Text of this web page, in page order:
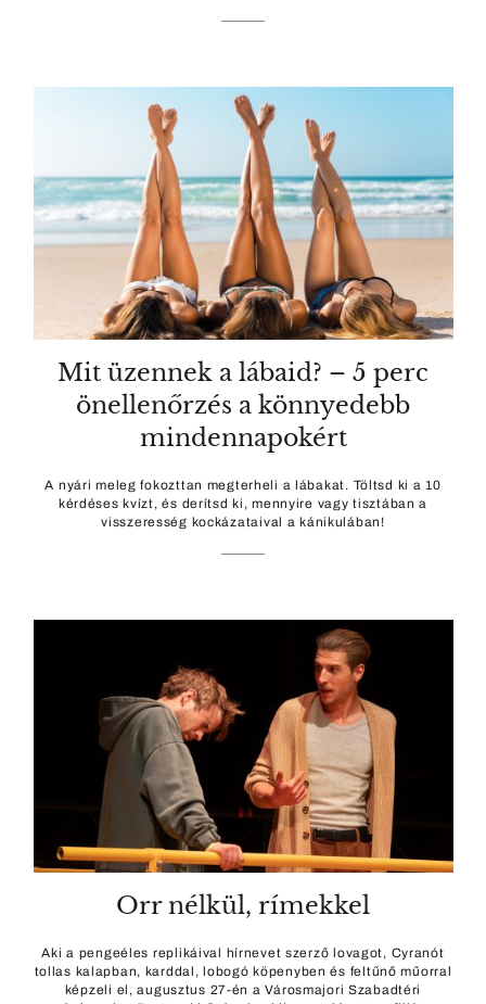
Mit üzennek a lábaid? – 5 perc
önellenőrzés a könnyedebb
mindennapokért
A nyári meleg fokozttan megterheli a lábakat. Töltsd ki a 10
kérdéses kvízt, és derítsd ki, mennyire vagy tisztában a
visszeresség kockázataival a kánikulában!
Orr nélkül, rímekkel
Aki a pengeéles replikáival hírnevet szerző lovagot, Cyranót
tollas kalapban, karddal, lobogó köpenyben és feltűnő műorral
képzeli el, augusztus 27-én a Városmajori Szabadtéri